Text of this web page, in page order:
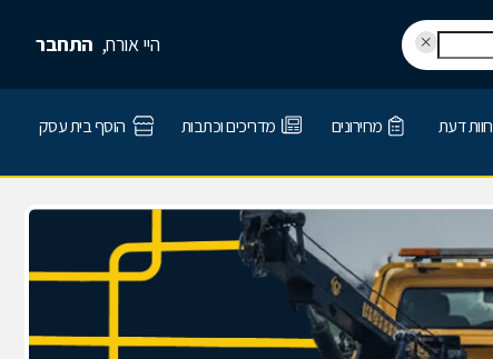
היי אורח, התחבר
חוות דעת מחירונים מדריכים וכתבות הוסף בית עסק